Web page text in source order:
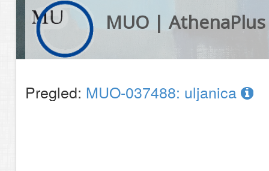
MUO | AthenaPlus
Pregled: MUO-037488: uljanica